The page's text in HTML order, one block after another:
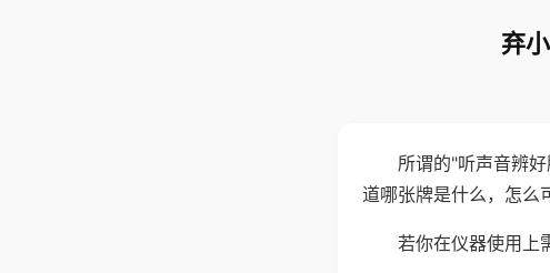
弃
所谓的"听声音辨
道哪张牌是什么，怎么
若你在仪器使用上